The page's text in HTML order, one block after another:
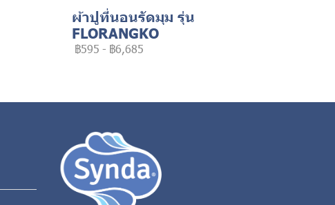
ผ้าปูที่นอนรัดมุม รุ่น
FLORANGKO
฿595 - ฿6,685